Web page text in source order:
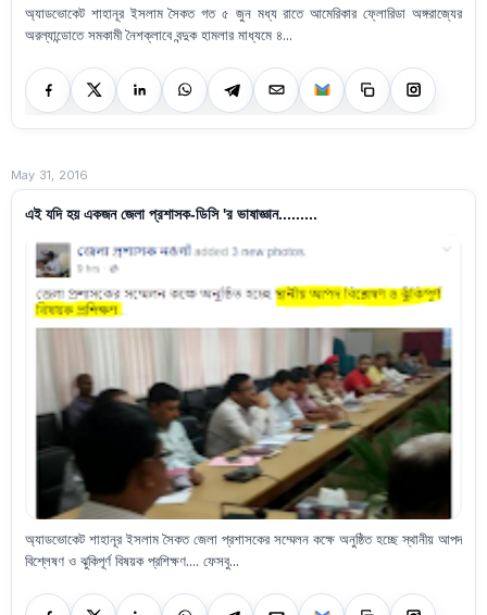
অ্যাডভোকেট শাহানূর ইসলাম সৈকত গত ৫ জুন মধ্য রাতে আমেরিকার ফ্লোরিডা অঙ্গরাজ্যের
অরল্যান্ডোতে সমকামী নৈশক্লাবে বন্দুক হামলার মাধ্যমে ৪...
May 31, 2016
এই যদি হয় একজন জেলা প্রশাসক-ডিসি 'র ভাষাজ্ঞান.........
অ্যাডভোকেট শাহানূর ইসলাম সৈকত জেলা প্রশাসকের সম্মেলন কক্ষে অনুষ্ঠিত হচ্ছে স্থানীয় আপদ
বিশ্লেষণ ও ঝুকিপূর্ণ বিষয়ক প্রশিক্ষণ.... ফেসবু...